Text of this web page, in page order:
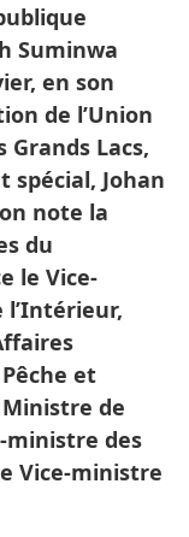
Suminwa
en son
de l’Union
Lacs,
spécial, Johan
note la
du
le Vice-
et
de
ministre des
Vice-ministre